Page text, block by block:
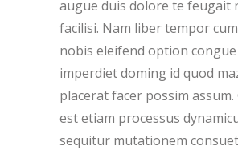
augue duis dolore te feugait
facilisi. Nam liber tempor
nobis eleifend option
imperdiet doming id quod
placerat facer possim assum.
est etiam processus
sequitur mutationem